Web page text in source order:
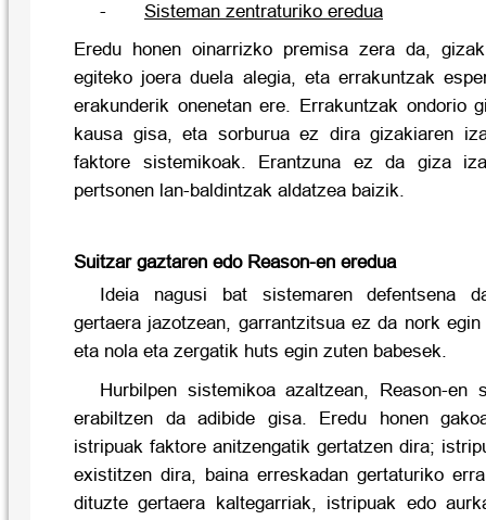
- Sisteman zentraturiko eredua
Eredu honen oinarrizko premisa zera da,
egiteko joera duela alegia, eta errakuntzak
erakunderik onenetan ere. Errakuntzak ondorio
kausa gisa, eta sorburua ez dira gizakiaren
faktore sistemikoak. Erantzuna ez da giza
pertsonen lan-baldintzak aldatzea baizik.
Suitzar gaztaren edo Reason-en eredua
Ideia nagusi bat sistemaren defentsena
gertaera jazotzean, garrantzitsua ez da nork
eta nola eta zergatik huts egin zuten babesek.
Hurbilpen sistemikoa azaltzean, Reason-en
erabiltzen da adibide gisa. Eredu honen
istripuak faktore anitzengatik gertatzen dira;
existitzen dira, baina erreskadan gertaturiko
dituzte gertaera kaltegarriak, istripuak edo